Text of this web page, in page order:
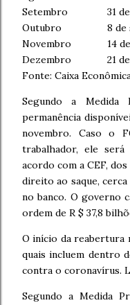
Setembro
31
Outubro
8 de
Novembro
14
Dezembro
21
Fonte: Caixa
Segundo a Medida
permanência
novembro. Caso o
trabalhador, ele será
acordo com a CEF,
direito ao saque,
no banco. O governo
ordem de R $ 37,8
O início da reabertura
quais incluem dentro
contra o coronavírus.
Segundo a Medida